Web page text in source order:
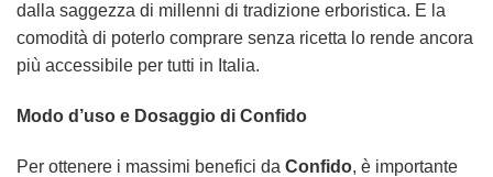
dalla saggezza di millenni di tradizione erboristica. E la
comodità di poterlo comprare senza ricetta lo rende ancora
più accessibile per tutti in Italia.
Modo d’uso e Dosaggio di Confido
Per ottenere i massimi benefici da Confido, è importante